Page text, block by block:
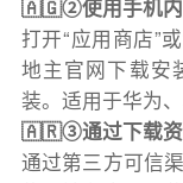
🇦🇬②使用手机内
打开“应用商店”
地主官网下载安
装。适用于华为
🇦🇷③通过下载资
通过第三方可信